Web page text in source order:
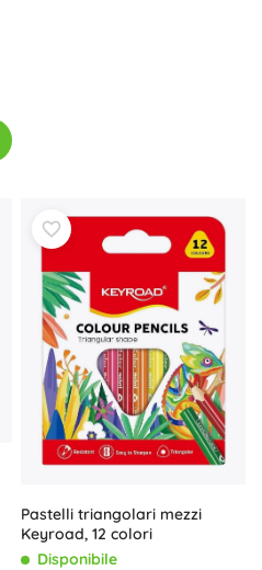
Pastelli triangolari mezzi
Keyroad, 12 colori
Disponibile